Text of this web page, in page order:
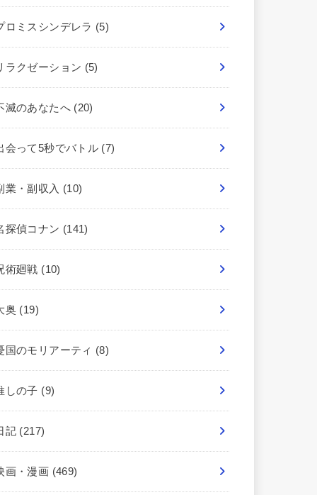
ロミスシンデレラ (5)
ラクゼーション (5)
滅のあなたへ (20)
会って5秒でバトル (7)
業・副収入 (10)
探偵コナン (141)
術廻戦 (10)
奥 (19)
国のモリアーティ (8)
しの子 (9)
記 (217)
画・漫画 (469)